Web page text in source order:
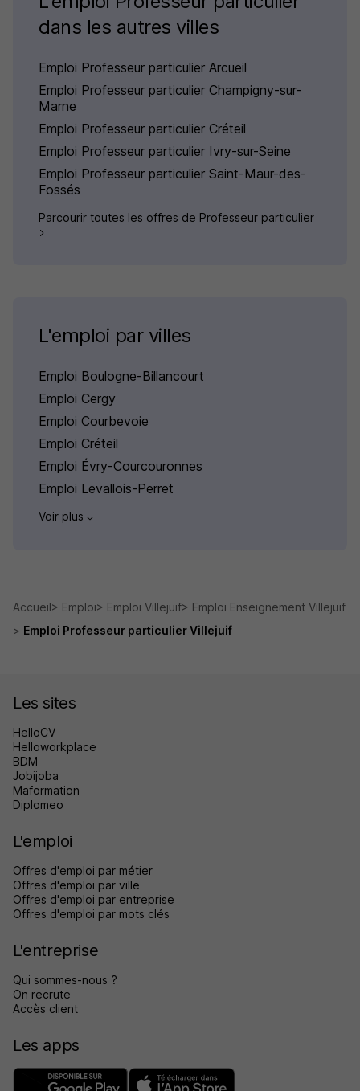
dans les autres villes
Emploi Professeur particulier Arcueil
Emploi Professeur particulier Champigny-sur-
Marne
Emploi Professeur particulier Créteil
Emploi Professeur particulier Ivry-sur-Seine
Emploi Professeur particulier Saint-Maur-des-
Fossés
Parcourir toutes les offres de Professeur particulier
L'emploi par villes
Emploi Boulogne-Billancourt
Emploi Cergy
Emploi Courbevoie
Emploi Créteil
Emploi Évry-Courcouronnes
Emploi Levallois-Perret
Voir plus
Accueil Emploi Emploi Villejuif
Emploi Enseignement Villejuif
Emploi Professeur particulier Villejuif
Les sites
HelloCV
Helloworkplace
BDM
Jobijoba
Maformation
Diplomeo
L'emploi
Offres d'emploi par métier
Offres d'emploi par ville
Offres d'emploi par entreprise
Offres d'emploi par mots clés
L'entreprise
Qui sommes-nous ?
On recrute
Accès client
Les apps